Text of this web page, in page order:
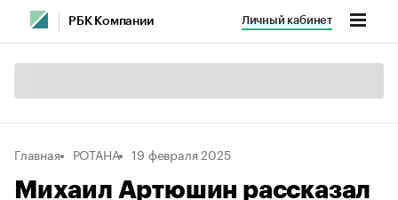
РБК Компании Личный кабинет
Главная РОТАНА 19 февраля 2025
Михаил Артюшин рассказал